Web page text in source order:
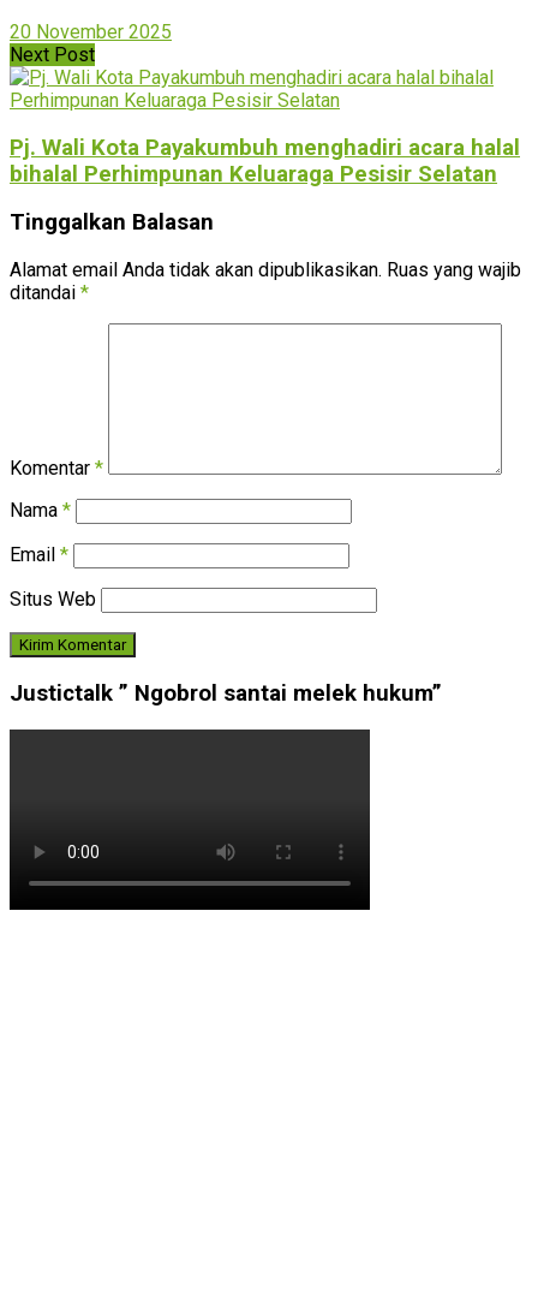
20 November 2025
Next Post
Pj. Wali Kota Payakumbuh menghadiri acara halal
bihalal Perhimpunan Keluaraga Pesisir Selatan
Tinggalkan Balasan
Alamat email Anda tidak akan dipublikasikan. Ruas yang wajib
ditandai *
Komentar *
Nama *
Email *
Situs Web
Justictalk ” Ngobrol santai melek hukum”